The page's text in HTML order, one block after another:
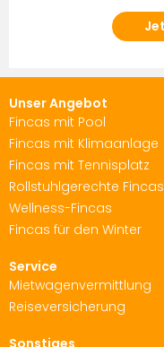
Unser Angebot
Fincas mit Pool
Fincas mit Klimaanlage
Fincas mit Tennisplatz
Rollstuhlgerechte Fincas
Wellness-Fincas
Fincas für den Winter
Service
Mietwagenvermittlung
Reiseversicherung